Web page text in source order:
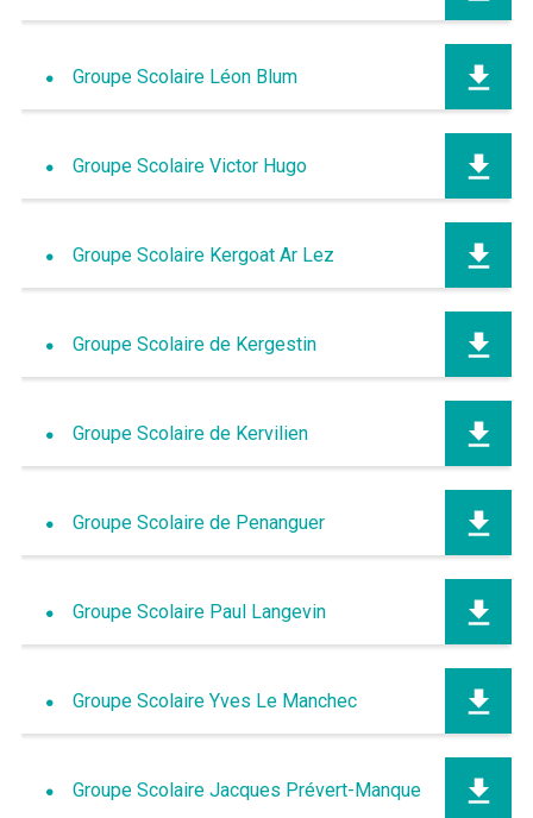
Groupe Scolaire Léon Blum
Groupe Scolaire Victor Hugo
Groupe Scolaire Kergoat Ar Lez
Groupe Scolaire de Kergestin
Groupe Scolaire de Kervilien
Groupe Scolaire de Penanguer
Groupe Scolaire Paul Langevin
Groupe Scolaire Yves Le Manchec
Groupe Scolaire Jacques Prévert-Manque